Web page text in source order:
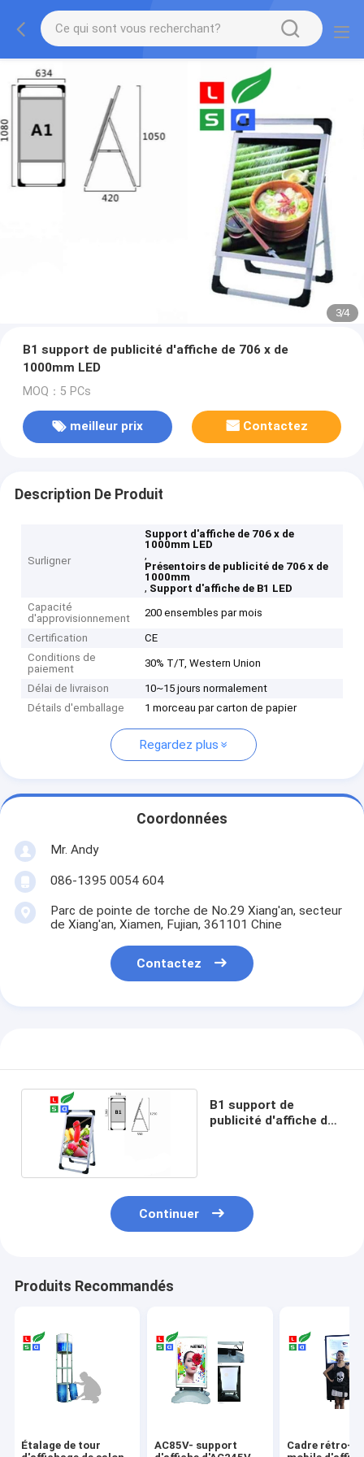
3/4
B1 support de publicité d'affiche de 706 x de
1000mm LED
MOQ：5 PCs
meilleur prix Contactez
Description De Produit
Surligner
Support d'affiche de 706 x de
1000mm LED
,
Présentoirs de publicité de 706 x de
1000mm
, Support d'affiche de B1 LED
Capacité
d'approvisionnement
200 ensembles par mois
Certification
CE
Conditions de
paiement
30% T/T, Western Union
Délai de livraison
10~15 jours normalement
Détails d'emballage
1 morceau par carton de papier
Regardez plus
Coordonnées
Mr. Andy
086-1395 0054 604
Parc de pointe de torche de No.29 Xiang'an, secteur
de Xiang'an, Xiamen, Fujian, 361101 Chine
Contactez
B1 support de
publicité d'affiche de
Continuer
Produits Recommandés
Étalage de tour
AC85V- support
Cadre rétro-